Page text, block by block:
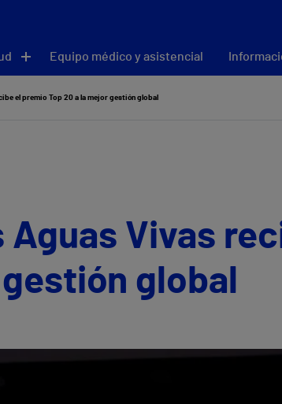
Equipo médico y asistencial
el premio Top 20 a la mejor gestión global
Aguas Vivas
global